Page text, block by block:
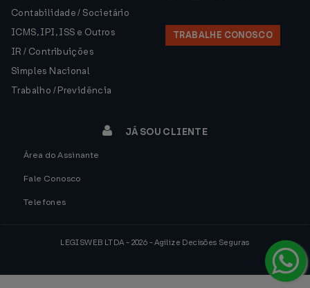
Contabilidade / Societário
ICMS, IPI, ISS e Outros
IR / Contribuições
Simples Nacional
Trabalho / Previdência
TRABALHE CONOSCO
JÁ SOU CLIENTE
Área do Assinante
Fale Conosco
Telefones
LEGISWEB LTDA - 2026 - Agilize Decisões Seguras